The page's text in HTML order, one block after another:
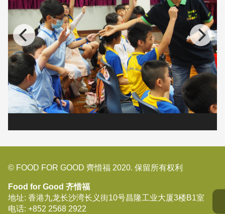
© FOOD FOR GOOD 齊惜福 2020. 保留所有权利
Food for Good 齐惜福
地址: 香港九龙长沙湾长义街10号昌隆工业大厦3楼B1室
电话: +852 2568 2922